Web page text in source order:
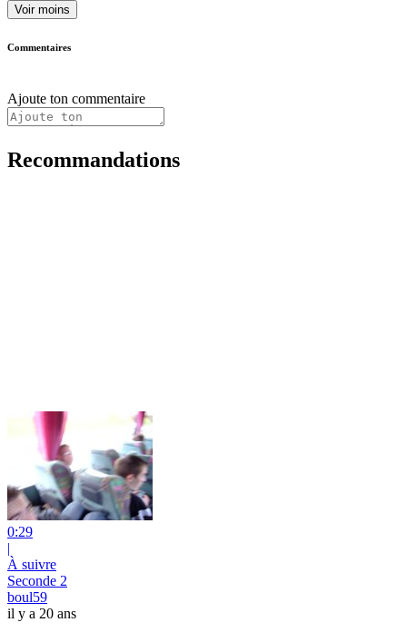
Voir moins
Commentaires
Ajoute ton commentaire
Recommandations
0:29
|
À suivre
Seconde 2
boul59
il y a 20 ans